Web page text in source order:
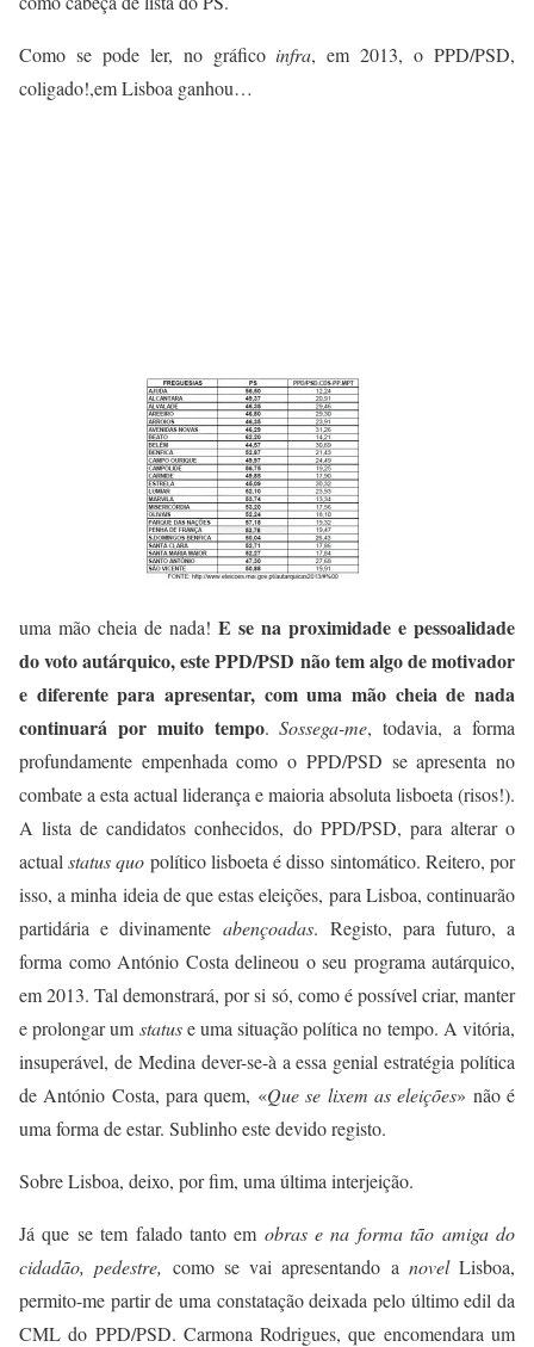
Como se pode ler, no gráfico infra, em 2013, o PPD/PSD,
coligado!,em Lisboa ganhou…
uma mão cheia de nada! E se na proximidade e pessoalidade
do voto autárquico, este PPD/PSD não tem algo de motivador
e diferente para apresentar, com uma mão cheia de nada
continuará por muito tempo.Sossega-me, todavia, a forma
profundamente empenhada como o PPD/PSD se apresenta no
combate a esta actual liderança e maioria absoluta lisboeta (risos!).
A lista de candidatos conhecidos, do PPD/PSD, para alterar o
actualstatus quo político lisboeta é disso sintomático. Reitero, por
isso, a minha ideia de que estas eleições, para Lisboa, continuarão
partidária e divinamenteabençoadas. Registo, para futuro, a
forma como António Costa delineou o seu programa autárquico,
em 2013. Tal demonstrará, por si só, como é possível criar, manter
e prolongar um statuse uma situação política no tempo. A vitória,
insuperável, de Medina dever-se-à a essa genial estratégia política
de António Costa, para quem, «Que se lixem as eleições» não é
uma forma de estar. Sublinho este devido registo.
Sobre Lisboa, deixo, por fim, uma última interjeição.
Já que se tem falado tanto em obras e na forma tão amiga do
cidadão, pedestre, como se vai apresentando a novelLisboa,
permito-me partir de uma constatação deixada pelo último edil da
CML do PPD/PSD. Carmona Rodrigues, que encomendara um